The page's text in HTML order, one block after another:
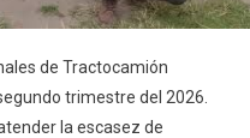
de Tractocamión
trimestre del 2026.
la escasez de